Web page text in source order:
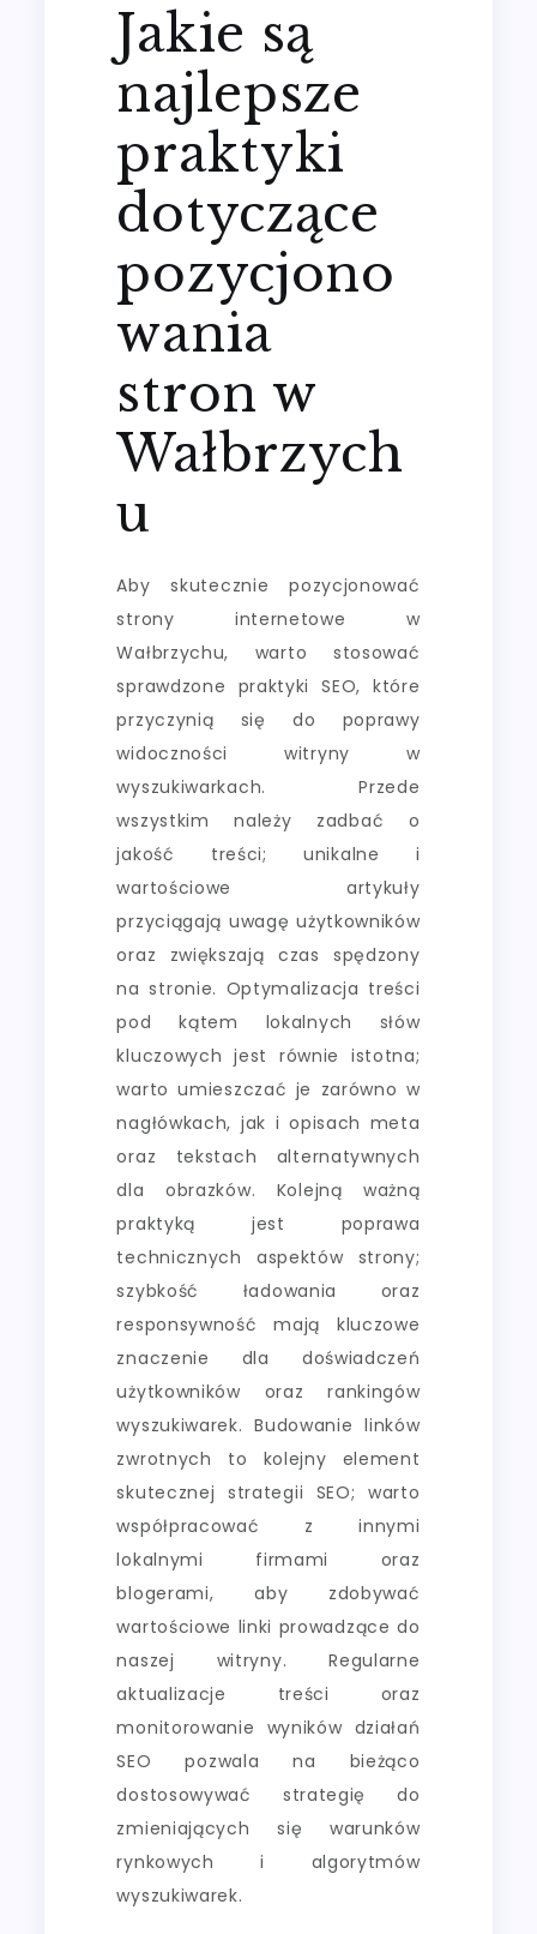
Jakie są
najlepsze
praktyki
dotyczące
pozycjono
wania
stron w
Wałbrzych
u
Aby skutecznie pozycjonować
strony internetowe w
Wałbrzychu, warto stosować
sprawdzone praktyki SEO, które
przyczynią się do poprawy
widoczności witryny w
wyszukiwarkach. Przede
wszystkim należy zadbać o
jakość treści; unikalne i
wartościowe artykuły
przyciągają uwagę użytkowników
oraz zwiększają czas spędzony
na stronie. Optymalizacja treści
pod kątem lokalnych słów
kluczowych jest równie istotna;
warto umieszczać je zarówno w
nagłówkach, jak i opisach meta
oraz tekstach alternatywnych
dla obrazków. Kolejną ważną
praktyką jest poprawa
technicznych aspektów strony;
szybkość ładowania oraz
responsywność mają kluczowe
znaczenie dla doświadczeń
użytkowników oraz rankingów
wyszukiwarek. Budowanie linków
zwrotnych to kolejny element
skutecznej strategii SEO; warto
współpracować z innymi
lokalnymi firmami oraz
blogerami, aby zdobywać
wartościowe linki prowadzące do
naszej witryny. Regularne
aktualizacje treści oraz
monitorowanie wyników działań
SEO pozwala na bieżąco
dostosowywać strategię do
zmieniających się warunków
rynkowych i algorytmów
wyszukiwarek.